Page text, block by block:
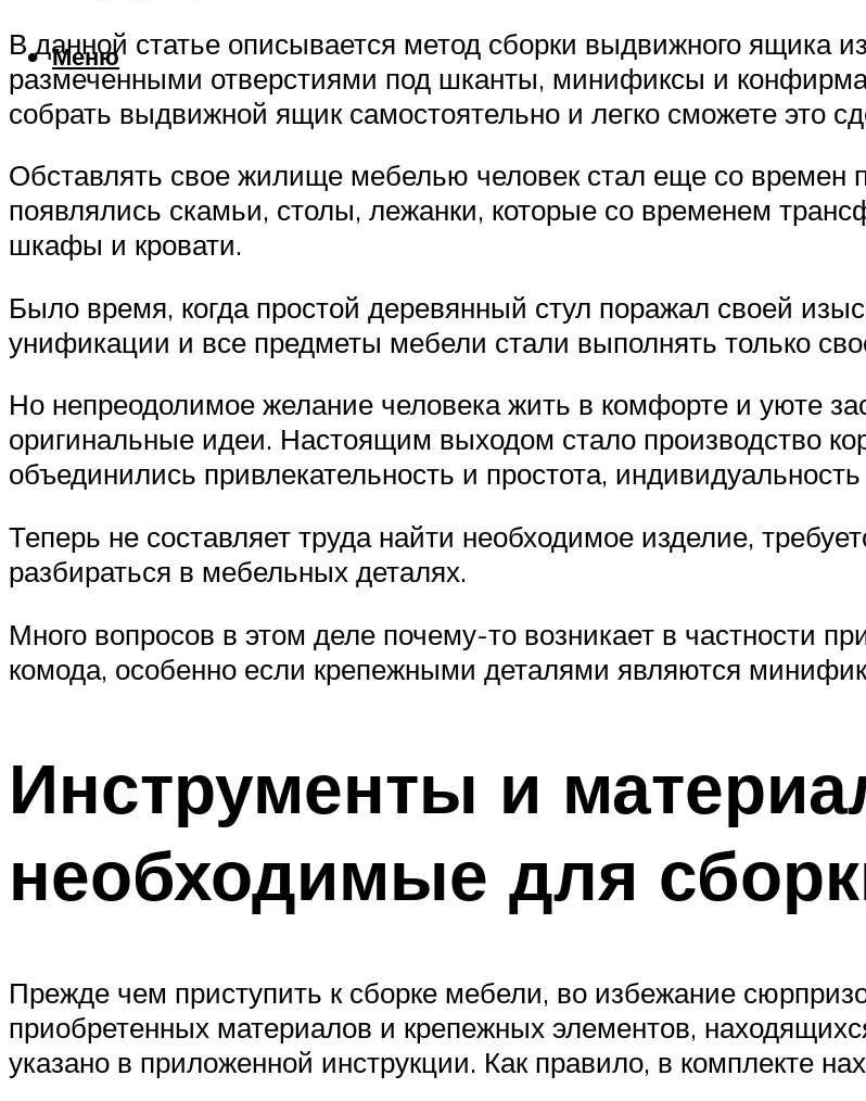
Меню
В данной статье описывается метод сборки выдвижного ящика
размеченными отверстиями под шканты, минификсы и
собрать выдвижной ящик самостоятельно и легко сможете это
Обставлять свое жилище мебелью человек стал еще со времен
появлялись скамьи, столы, лежанки, которые со временем
шкафы и кровати.
Было время, когда простой деревянный стул поражал своей
унификации и все предметы мебели стали выполнять только
Но непреодолимое желание человека жить в комфорте и уюте
оригинальные идеи. Настоящим выходом стало производство
объединились привлекательность и простота,
Теперь не составляет труда найти необходимое изделие,
разбираться в мебельных деталях.
Много вопросов в этом деле почему-то возникает в частности
комода, особенно если крепежными деталями являются
Инструменты и
необходимые для
Прежде чем приступить к сборке мебели, во избежание
приобретенных материалов и крепежных элементов,
указано в приложенной инструкции. Как правило, в комплекте